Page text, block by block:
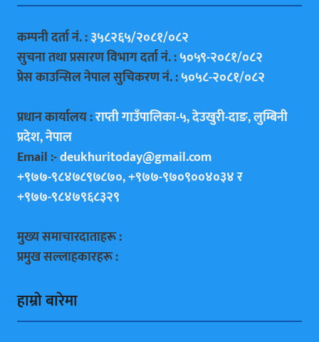
कम्पनी दर्ता नं. :३५८२६५/२०८१/०८२
सुचना तथा प्रसारण विभाग दर्ता नं. :५०५९-२०८१/०८२
प्रेस काउन्सिल नेपाल सुचिकरण नं. :५०५८-२०८१/०८२
प्रधान कार्यालय :राप्ती गाउँपालिका-५, देउखुरी-दाङ, लुम्बिनी
प्रदेश, नेपाल
Email :-deukhuritoday@gmail.com
+९७७-९८४७८९७८७०, +९७७-९७०९००४०३४ र
+९७७-९८४७९६८३२९
मुख्य समाचारदाताहरू :
प्रमुख सल्लाहकारहरू :
हाम्राे बारेमा